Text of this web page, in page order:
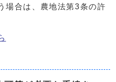
場合は、農地法第3条の許